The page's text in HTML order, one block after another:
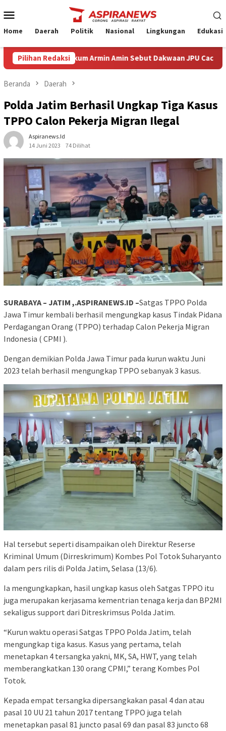
ke
Mobile
Home Daerah Politik Nasional Lingkungan Edukasi
Pilihan Redaksi
Kuasa Hukum Armin Amin Sebut Dakwaan JPU Cacat Formil
Beranda Daerah
Polda Jatim Berhasil Ungkap Tiga Kasus
TPPO Calon Pekerja Migran Ilegal
Aspiranews.id
14 Juni 2023
74 Dilihat
SURABAYA – JATIM ,.ASPIRANEWS.ID –Satgas TPPO Polda
Jawa Timur kembali berhasil mengungkap kasus Tindak Pidana
Perdagangan Orang (TPPO) terhadap Calon Pekerja Migran
Indonesia ( CPMI ).
Dengan demikian Polda Jawa Timur pada kurun waktu Juni
2023 telah berhasil mengungkap TPPO sebanyak 3 kasus.
Hal tersebut seperti disampaikan oleh Direktur Reserse
Kriminal Umum (Dirreskrimum) Kombes Pol Totok Suharyanto
dalam pers rilis di Polda Jatim, Selasa (13/6).
Ia mengungkapkan, hasil ungkap kasus oleh Satgas TPPO itu
juga merupakan kerjasama kementrian tenaga kerja dan BP2MI
sekaligus support dari Ditreskrimsus Polda Jatim.
“Kurun waktu operasi Satgas TPPO Polda Jatim, telah
mengungkap tiga kasus. Kasus yang pertama, telah
menetapkan 4 tersangka yakni, MK, SA, HWT, yang telah
memberangkatkan 130 orang CPMI,” terang Kombes Pol
Totok.
Kepada empat tersangka dipersangkakan pasal 4 dan atau
pasal 10 UU 21 tahun 2017 tentang TPPO juga telah
menetapkan pasal 81 juncto pasal 69 dan pasal 83 juncto 68